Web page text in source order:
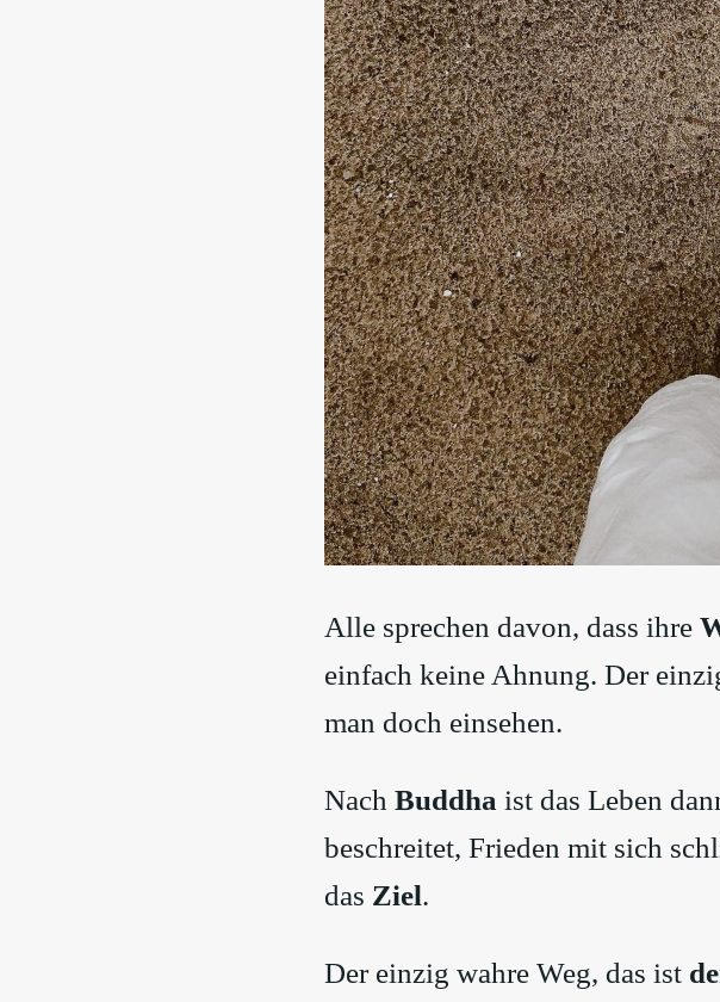
Alle sprechen davon, dass ihre
einfach keine Ahnung. Der
man doch einsehen.
Nach Buddha ist das Leben
beschreitet, Frieden mit sich
das Ziel.
Der einzig wahre Weg, das ist